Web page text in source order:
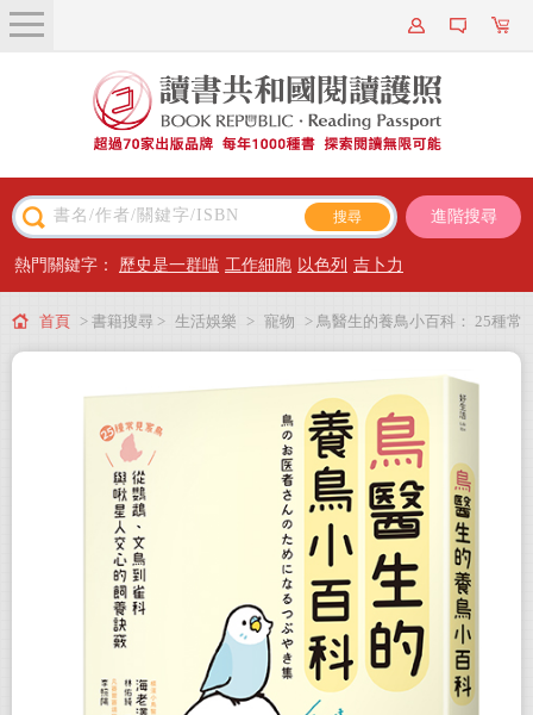
關於我們
近期新書
主題閱讀
出版專區
會員專屬
進階搜尋
熱門關鍵字： 歷史是一群喵 工作細胞 以色列 吉卜力
首頁 > 書籍搜尋 > 生活娛樂 > 寵物 > 鳥醫生的養鳥小百科： 25種常
見家鳥，從鸚鵡、文鳥到雀科，與啾星人交心的飼養訣竅